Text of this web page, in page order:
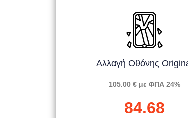
Αλλαγή Οθόνης
105.00 € με ΦΠΑ 24%
84.68